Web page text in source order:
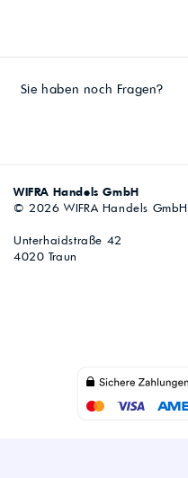
Sie haben noch Fragen?
WIFRA Handels GmbH
© 2026 WIFRA Handels GmbH
Unterhaidstraße 42
4020 Traun